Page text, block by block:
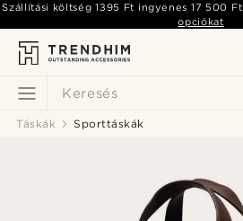
Keresés
Szállítási költség1395 Ft ingyenes 17 500 Ft
opciókat
Táskák Sporttáskák